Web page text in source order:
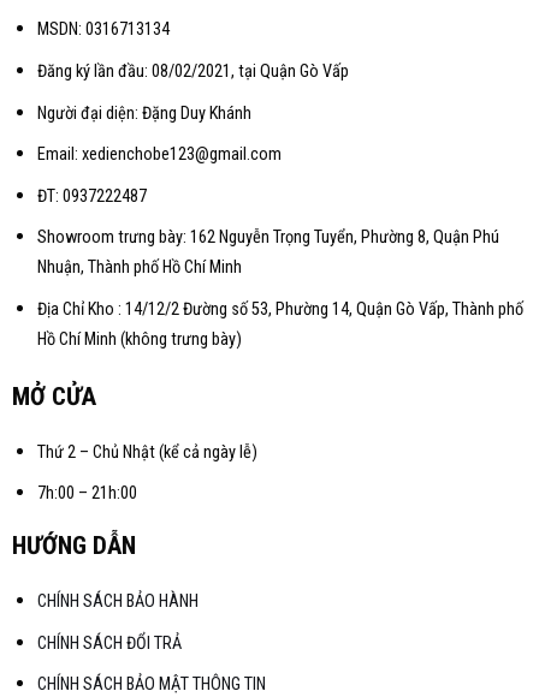
MSDN: 0316713134
Đăng ký lần đầu: 08/02/2021, tại Quận Gò Vấp
Người đại diện: Đặng Duy Khánh
Email: xedienchobe123@gmail.com
ĐT: 0937222487
Showroom trưng bày: 162 Nguyễn Trọng Tuyển, Phường 8, Quận Phú
Nhuận, Thành phố Hồ Chí Minh
Địa Chỉ Kho : 14/12/2 Đường số 53, Phường 14, Quận Gò Vấp, Thành phố
Hồ Chí Minh (không trưng bày)
MỞ CỬA
Thứ 2 – Chủ Nhật (kể cả ngày lễ)
7h:00 – 21h:00
HƯỚNG DẪN
CHÍNH SÁCH BẢO HÀNH
CHÍNH SÁCH ĐỔI TRẢ
CHÍNH SÁCH BẢO MẬT THÔNG TIN